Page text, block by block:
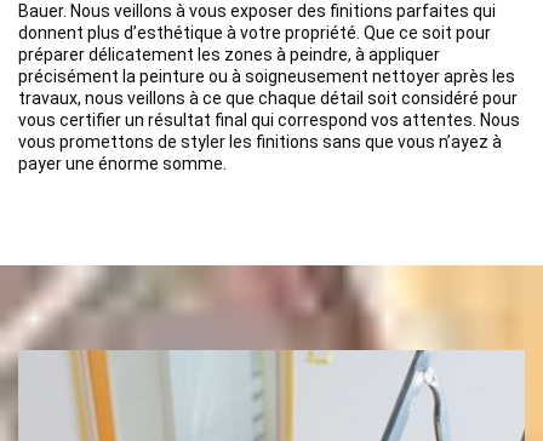
Bauer. Nous veillons à vous exposer des finitions parfaites qui
donnent plus d’esthétique à votre propriété. Que ce soit pour
préparer délicatement les zones à peindre, à appliquer
précisément la peinture ou à soigneusement nettoyer après les
travaux, nous veillons à ce que chaque détail soit considéré pour
vous certifier un résultat final qui correspond vos attentes. Nous
vous promettons de styler les finitions sans que vous n’ayez à
payer une énorme somme.